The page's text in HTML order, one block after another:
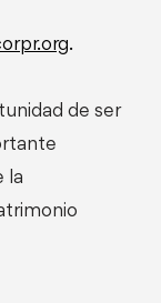
.
de ser
la